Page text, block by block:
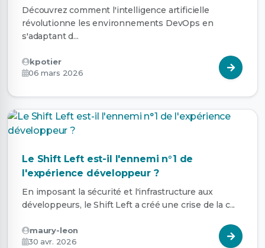
Découvrez comment l'intelligence artificielle
révolutionne les environnements DevOps en
s'adaptant d...
kpotier
06 mars 2026
Le Shift Left est-il l'ennemi n°1 de
l'expérience développeur ?
En imposant la sécurité et l'infrastructure aux
développeurs, le Shift Left a créé une crise de la c...
maury-leon
30 avr. 2026